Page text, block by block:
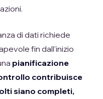
di dati richiede
fin dall'inizio
pianificazione
contribuisce
siano completi,